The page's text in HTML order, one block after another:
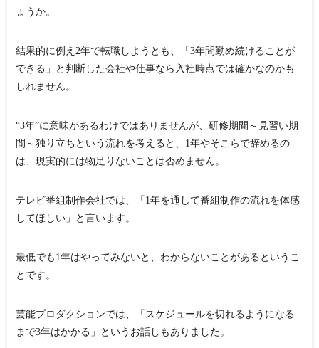
ょうか。
結果的に例え2年で転職しようとも、「3年間勤め続けることが
できる」と判断した会社や仕事なら入社時点では確かなのかも
しれません。
“3年”に意味があるわけではありませんが、研修期間～見習い期
間～独り立ちという流れを考えると、1年やそこらで辞めるの
は、現実的には物足りないことは否めません。
テレビ番組制作会社では、「1年を通して番組制作の流れを体感
してほしい」と言います。
最低でも1年はやってみないと、わからないことがあるというこ
とです。
芸能プロダクションでは、「スケジュールを切れるようになる
まで3年はかかる」というお話しもありました。